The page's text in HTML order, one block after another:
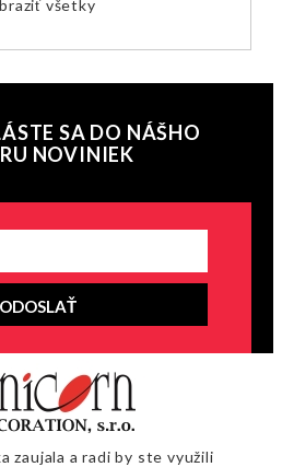
všetky
SA DO NÁŠHO
NOVINIEK
ODOSLAŤ
zaujala a radi by ste využili